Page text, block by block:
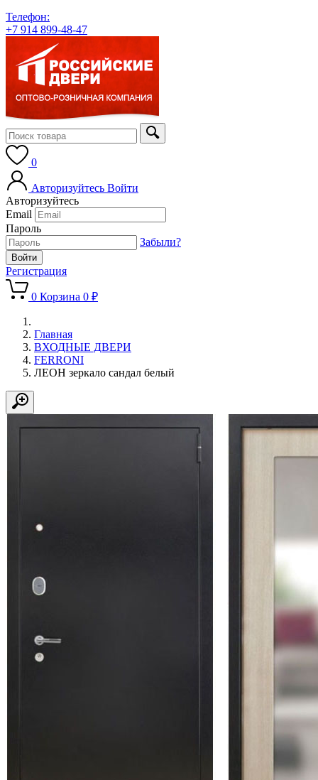
Телефон:
+7 914 899-48-47
0
Авторизуйтесь Войти
Авторизуйтесь
Email
Пароль
Забыли?
Регистрация
0 Корзина 0 ₽
Главная
ВХОДНЫЕ ДВЕРИ
FERRONI
ЛЕОН зеркало сандал белый